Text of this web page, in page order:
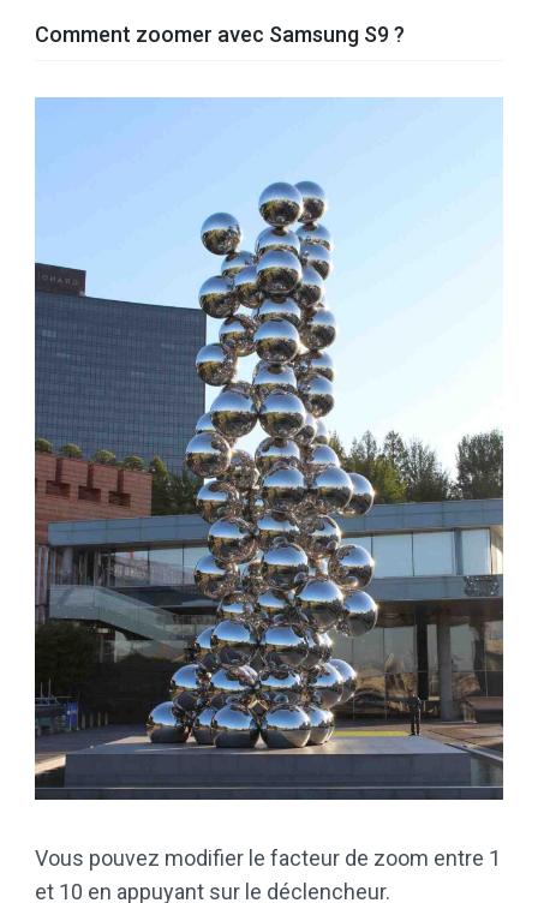
Comment zoomer avec Samsung S9 ?
Vous pouvez modifier le facteur de zoom entre 1
et 10 en appuyant sur le déclencheur.